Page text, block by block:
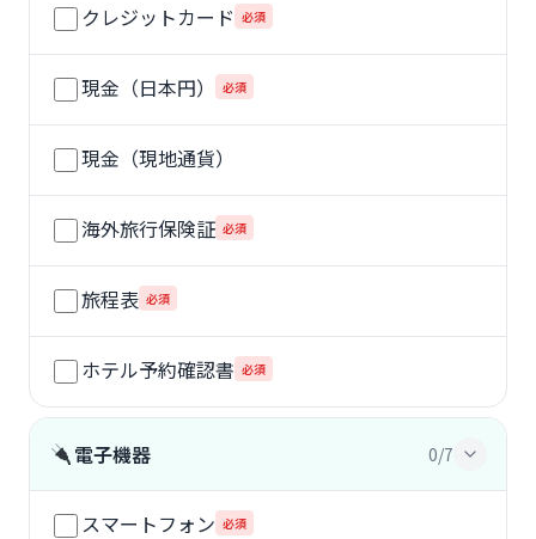
クレジットカード 必須
現金（日本円） 必須
現金（現地通貨）
海外旅行保険証 必須
旅程表 必須
ホテル予約確認書 必須
電子機器 0/7
スマートフォン 必須